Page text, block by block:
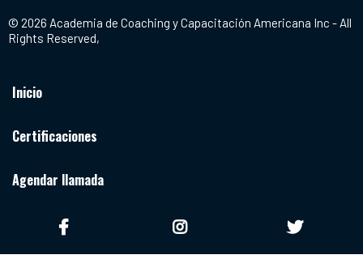
© 2026 Academia de Coaching y Capacitación Americana Inc - All
Rights Reserved,
Inicio
Certificaciones
Agendar llamada